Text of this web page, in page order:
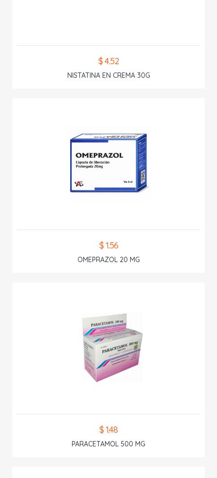
$ 4.52
NISTATINA EN CREMA 30G
$ 1.56
OMEPRAZOL 20 MG
$ 1.48
PARACETAMOL 500 MG